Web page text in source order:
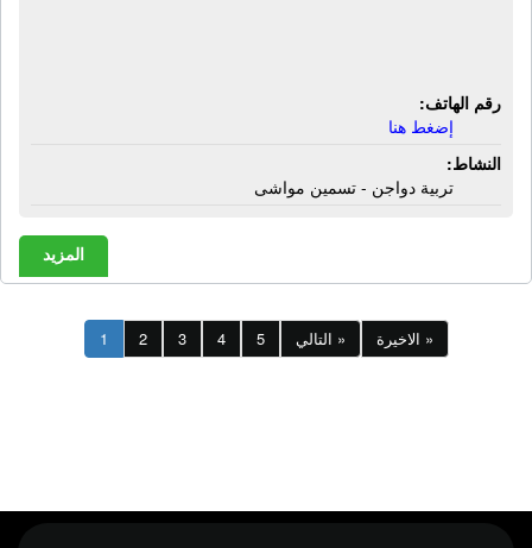
رقم الهاتف:
إضغط هنا
النشاط:
تربية دواجن - تسمين مواشى
المزيد
1 2 3 4 5 التالي » الاخيرة »